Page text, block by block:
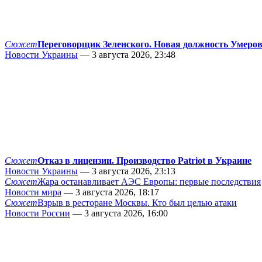
СюжетПереговорщик Зеленского. Новая должность
Новости Украины — 3 августа 2026, 23:48
СюжетОтказ в лицензии. Производство Patriot в Украине
Новости Украины — 3 августа 2026, 23:13
СюжетЖара останавливает АЭС Европы: первые последствия
Новости мира — 3 августа 2026, 18:17
СюжетВзрыв в ресторане Москвы. Кто был целью атаки
Новости России — 3 августа 2026, 16:00